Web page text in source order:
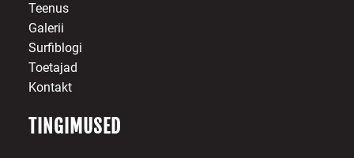
Teenus
Galerii
Surfiblogi
Toetajad
Kontakt
TINGIMUSED